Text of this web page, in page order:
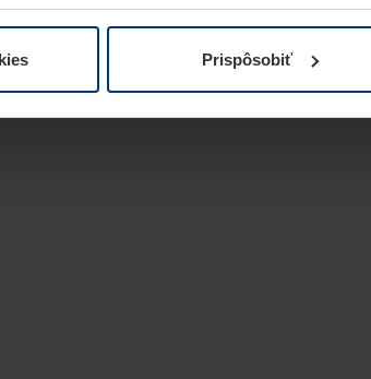
cookie na stránkeVyhlásenie o ochrane
Prispôsobiť